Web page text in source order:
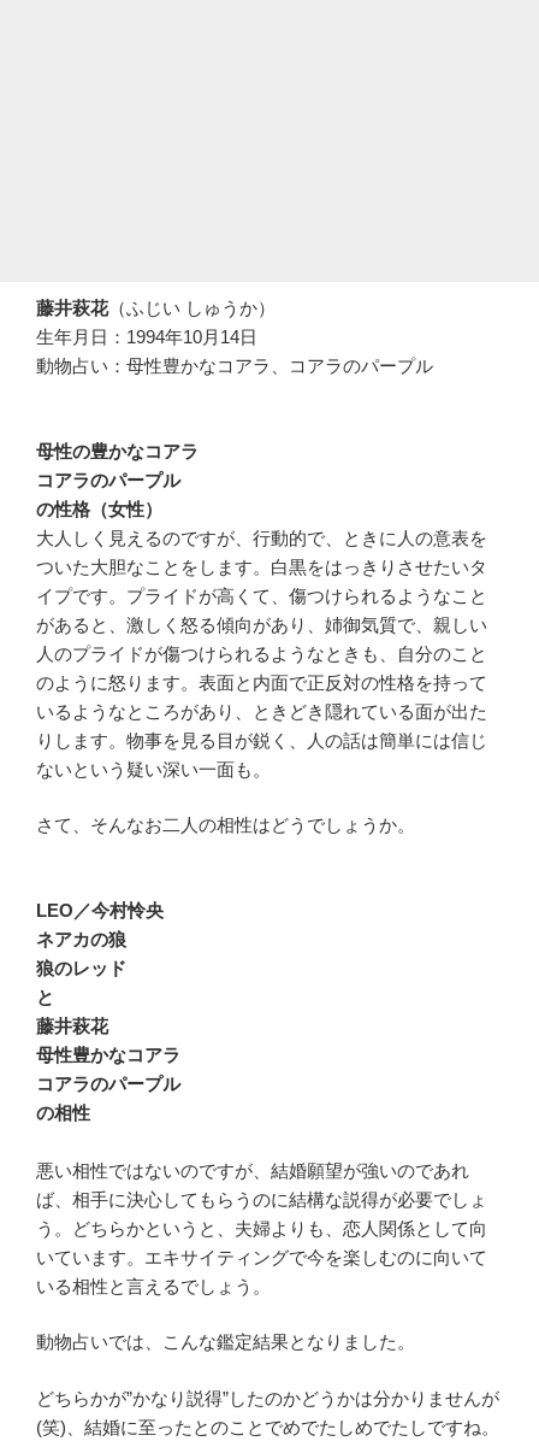
藤井萩花（ふじい しゅうか）
生年月日：1994年10月14日
動物占い：母性豊かなコアラ、コアラのパープル
母性の豊かなコアラ
コアラのパープル
の性格（女性）
大人しく見えるのですが、行動的で、ときに人の意表を
ついた大胆なことをします。白黒をはっきりさせたいタ
イプです。プライドが高くて、傷つけられるようなこと
があると、激しく怒る傾向があり、姉御気質で、親しい
人のプライドが傷つけられるようなときも、自分のこと
のように怒ります。表面と内面で正反対の性格を持って
いるようなところがあり、ときどき隠れている面が出た
りします。物事を見る目が鋭く、人の話は簡単には信じ
ないという疑い深い一面も。
さて、そんなお二人の相性はどうでしょうか。
LEO／今村怜央
ネアカの狼
狼のレッド
と
藤井萩花
母性豊かなコアラ
コアラのパープル
の相性
悪い相性ではないのですが、結婚願望が強いのであれ
ば、相手に決心してもらうのに結構な説得が必要でしょ
う。どちらかというと、夫婦よりも、恋人関係として向
いています。エキサイティングで今を楽しむのに向いて
いる相性と言えるでしょう。
動物占いでは、こんな鑑定結果となりました。
どちらかが”かなり説得”したのかどうかは分かりませんが
(笑)、結婚に至ったとのことでめでたしめでたしですね。